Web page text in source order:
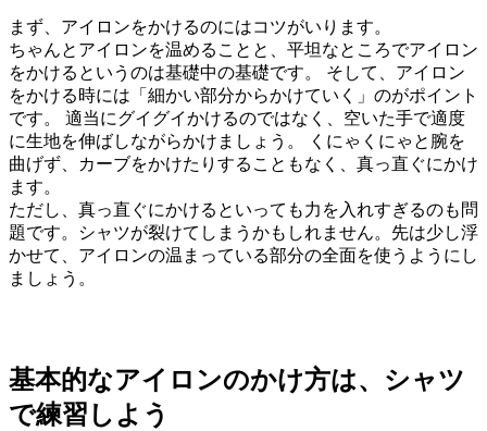
まず、アイロンをかけるのにはコツがいります。
ちゃんとアイロンを温めることと、平坦なところでアイロン
をかけるというのは基礎中の基礎です。 そして、アイロン
をかける時には「細かい部分からかけていく」のがポイント
です。 適当にグイグイかけるのではなく、空いた手で適度
に生地を伸ばしながらかけましょう。 くにゃくにゃと腕を
曲げず、カーブをかけたりすることもなく、真っ直ぐにかけ
ます。
ただし、真っ直ぐにかけるといっても力を入れすぎるのも問
題です。シャツが裂けてしまうかもしれません。先は少し浮
かせて、アイロンの温まっている部分の全面を使うようにし
ましょう。
基本的なアイロンのかけ方は、シャツ
で練習しよう